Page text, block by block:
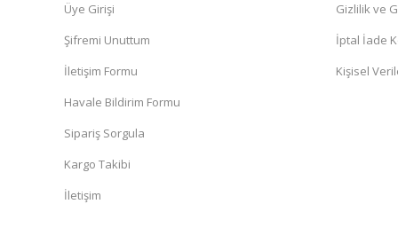
Üye Girişi
Şifremi Unuttum
İletişim Formu
Havale Bildirim Formu
Sipariş Sorgula
Kargo Takibi
İletişim
Gizlilik ve
İptal İade
Kişisel